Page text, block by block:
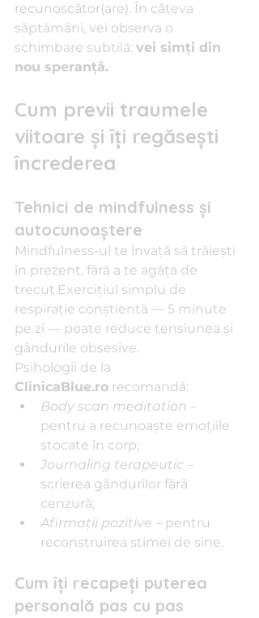
recunoscător(are). În câteva
săptămâni, vei observa o
schimbare subtilă: vei simți din
nou speranță.
Cum previi traumele
viitoare și îți regăsești
încrederea
Tehnici de mindfulness și
autocunoaștere
Mindfulness-ul te învață să trăiești
în prezent, fără a te agăța de
trecut.Exercițiul simplu de
respirație conștientă — 5 minute
pe zi — poate reduce tensiunea și
gândurile obsesive.
Psihologii de la
ClinicaBlue.ro recomandă:
Body scan meditation –
pentru a recunoaște emoțiile
stocate în corp;
Journaling terapeutic –
scrierea gândurilor fără
cenzură;
Afirmații pozitive – pentru
reconstruirea stimei de sine.
Cum îți recapeți puterea
personală pas cu pas